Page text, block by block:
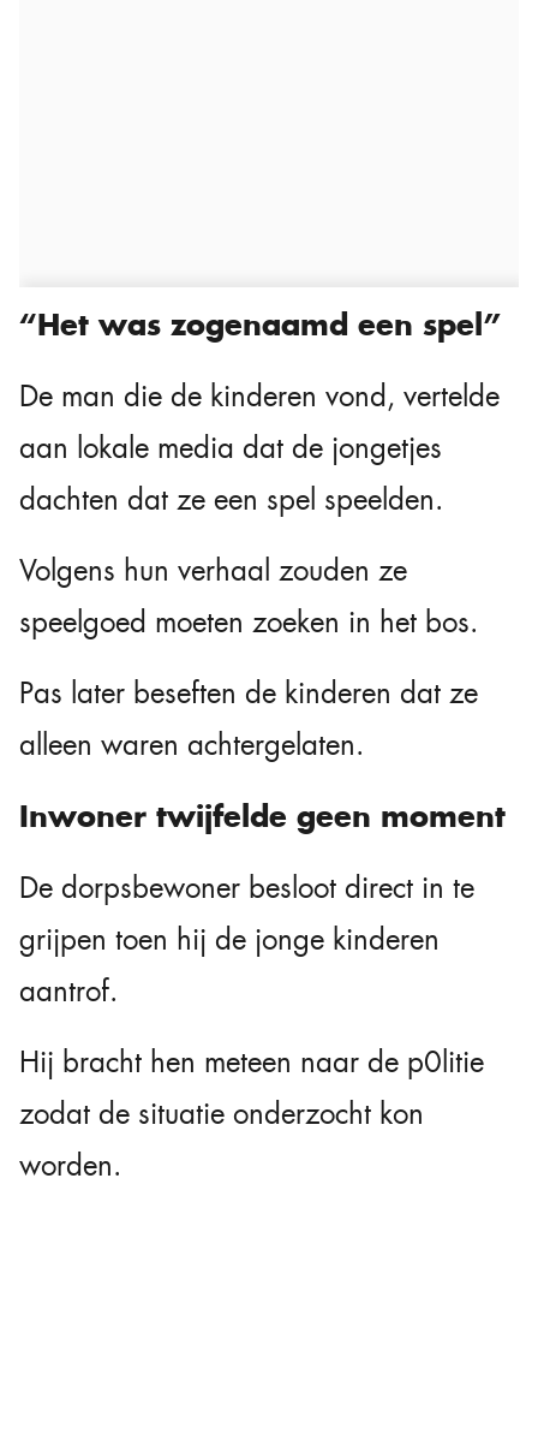
“Het was zogenaamd een spel”
De man die de kinderen vond, vertelde
aan lokale media dat de jongetjes
dachten dat ze een spel speelden.
Volgens hun verhaal zouden ze
speelgoed moeten zoeken in het bos.
Pas later beseften de kinderen dat ze
alleen waren achtergelaten.
Inwoner twijfelde geen moment
De dorpsbewoner besloot direct in te
grijpen toen hij de jonge kinderen
aantrof.
Hij bracht hen meteen naar de p0litie
zodat de situatie onderzocht kon
worden.